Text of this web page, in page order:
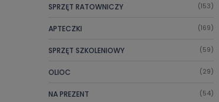
SPRZĘT RATOWNICZY (153)
APTECZKI (169)
SPRZĘT SZKOLENIOWY (59)
OLIOC (29)
NA PREZENT (54)